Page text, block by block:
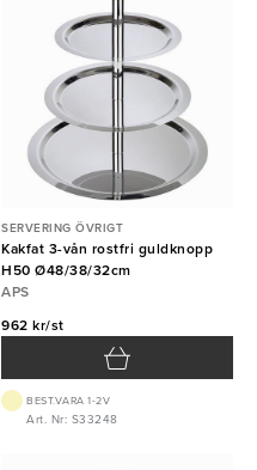
SERVERING ÖVRIGT
Kakfat 3-vån rostfri guldknopp
H50 Ø48/38/32cm
APS
962 kr/st
BEST.VARA 1-2V
Art. Nr: S33248